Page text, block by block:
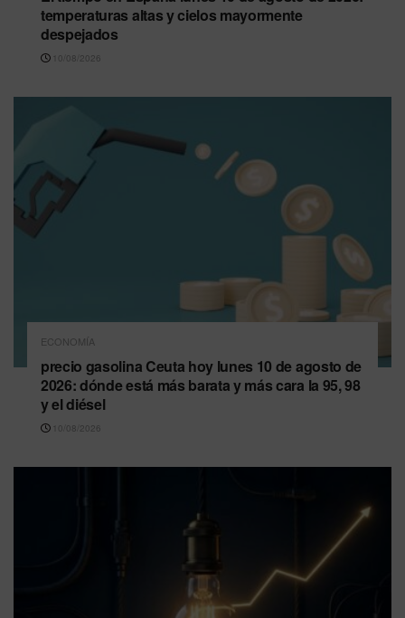
temperaturas altas y cielos mayormente
despejados
10/08/2026
ECONOMÍA
precio gasolina Ceuta hoy lunes 10 de agosto de
2026: dónde está más barata y más cara la 95, 98
y el diésel
10/08/2026